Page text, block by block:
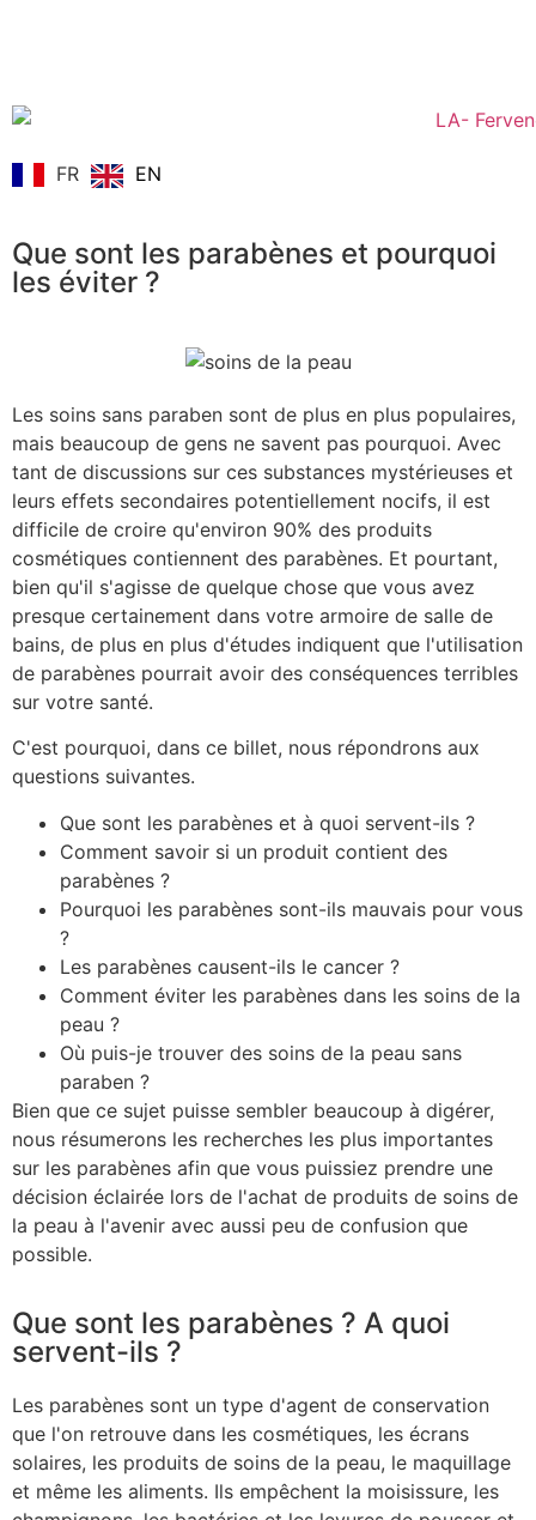
FR EN
Que sont les parabènes et pourquoi
les éviter ?
Les soins sans paraben sont de plus en plus populaires,
mais beaucoup de gens ne savent pas pourquoi. Avec
tant de discussions sur ces substances mystérieuses et
leurs effets secondaires potentiellement nocifs, il est
difficile de croire qu'environ 90% des produits
cosmétiques contiennent des parabènes. Et pourtant,
bien qu'il s'agisse de quelque chose que vous avez
presque certainement dans votre armoire de salle de
bains, de plus en plus d'études indiquent que l'utilisation
de parabènes pourrait avoir des conséquences terribles
sur votre santé.
C'est pourquoi, dans ce billet, nous répondrons aux
questions suivantes.
Que sont les parabènes et à quoi servent-ils ?
Comment savoir si un produit contient des
parabènes ?
Pourquoi les parabènes sont-ils mauvais pour vous
?
Les parabènes causent-ils le cancer ?
Comment éviter les parabènes dans les soins de la
peau ?
Où puis-je trouver des soins de la peau sans
paraben ?
Bien que ce sujet puisse sembler beaucoup à digérer,
nous résumerons les recherches les plus importantes
sur les parabènes afin que vous puissiez prendre une
décision éclairée lors de l'achat de produits de soins de
la peau à l'avenir avec aussi peu de confusion que
possible.
Que sont les parabènes ? A quoi
servent-ils ?
Les parabènes sont un type d'agent de conservation
que l'on retrouve dans les cosmétiques, les écrans
solaires, les produits de soins de la peau, le maquillage
et même les aliments. Ils empêchent la moisissure, les